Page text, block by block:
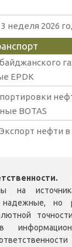
неделя 2026
EPDK
BOTAS
нефти в
на
надежные, но